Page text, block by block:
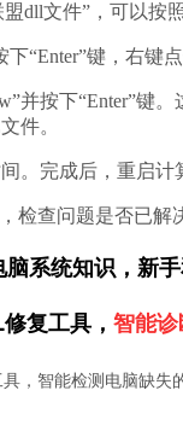
dll文件”，可以按
“Enter”键，右键
并按下“Enter”键
件。
。完成后，重启计
检查问题是否已解
系统知识，新手
复工具， 智能诊
，智能检测电脑缺失